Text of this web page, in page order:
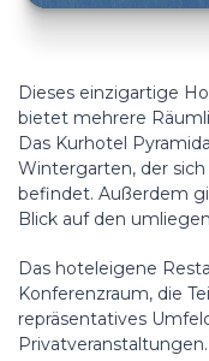
Dieses einzigartige
bietet mehrere
Das Kurhotel
Wintergarten, der
befindet. Außerdem
Blick auf den
Das hoteleigene
Konferenzraum, die
repräsentatives